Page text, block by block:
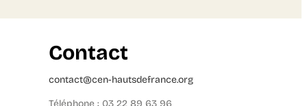
Contact
contact@cen-hautsdefrance.org
Téléphone : 03 22 89 63 96